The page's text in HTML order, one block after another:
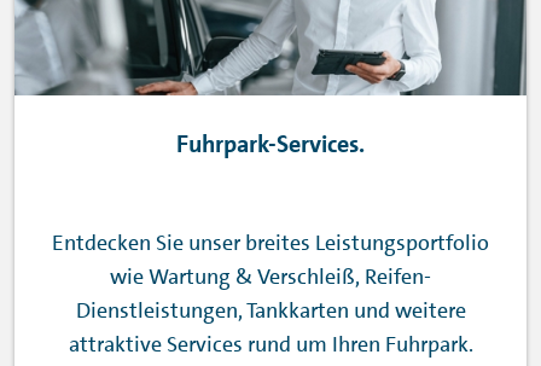
Fuhrpark-Services.
Entdecken Sie unser breites Leistungsportfolio
wie Wartung & Verschleiß, Reifen-
Dienstleistungen, Tankkarten und weitere
attraktive Services rund um Ihren Fuhrpark.